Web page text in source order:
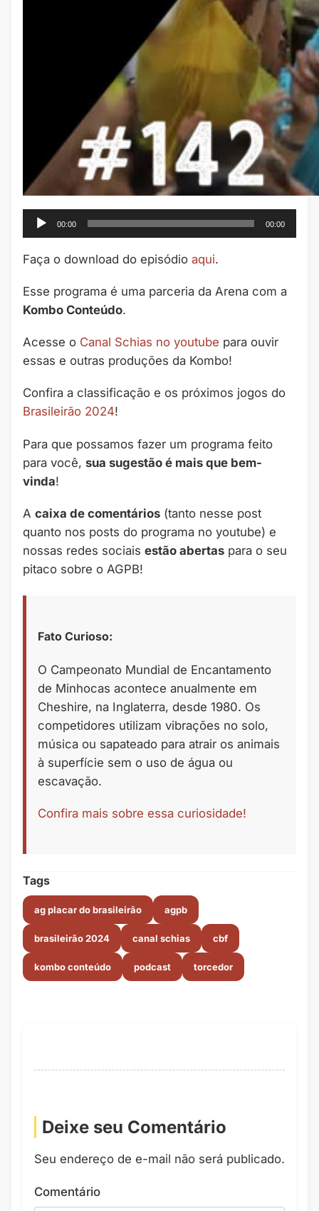
Tocador
de
áudio
00:00 00:00
Faça o download do episódio aqui.
Esse programa é uma parceria da Arena com a
Kombo Conteúdo.
Acesse o Canal Schias no youtube para ouvir
essas e outras produções da Kombo!
Confira a classificação e os próximos jogos do
Brasileirão 2024!
Para que possamos fazer um programa feito
para você, sua sugestão é mais que bem-
vinda!
A caixa de comentários (tanto nesse post
quanto nos posts do programa no youtube) e
nossas redes sociais estão abertas para o seu
pitaco sobre o AGPB!
Fato Curioso:
O Campeonato Mundial de Encantamento
de Minhocas acontece anualmente em
Cheshire, na Inglaterra, desde 1980. Os
competidores utilizam vibrações no solo,
música ou sapateado para atrair os animais
à superfície sem o uso de água ou
escavação.
Confira mais sobre essa curiosidade!
Tags
ag placar do brasileirão agpb
brasileirão 2024 canal schias cbf
kombo conteúdo podcast torcedor
Deixe seu Comentário
Seu endereço de e-mail não será publicado.
Comentário